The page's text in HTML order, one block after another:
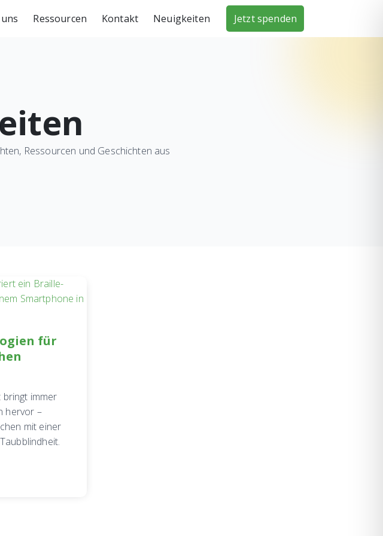
Ressourcen Kontakt Neuigkeiten Jetzt spenden
Ressourcen und Geschichten aus
für
immer
hervor –
mit einer